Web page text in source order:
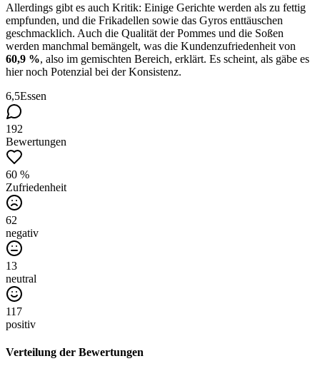
Allerdings gibt es auch Kritik: Einige Gerichte werden als zu fettig
empfunden, und die Frikadellen sowie das Gyros enttäuschen
geschmacklich. Auch die Qualität der Pommes und die Soßen
werden manchmal bemängelt, was die Kundenzufriedenheit von
60,9 %, also im gemischten Bereich, erklärt. Es scheint, als gäbe es
hier noch Potenzial bei der Konsistenz.
6,5Essen
192
Bewertungen
60 %
Zufriedenheit
62
negativ
13
neutral
117
positiv
Verteilung der Bewertungen